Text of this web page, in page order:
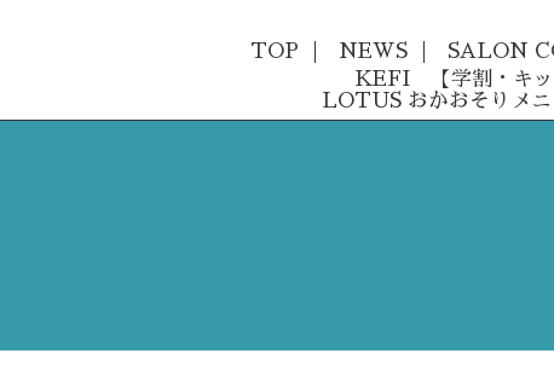
TOP NEWS SALON
KEFI 【学割・キッ
LOTUS おかおそりメニ